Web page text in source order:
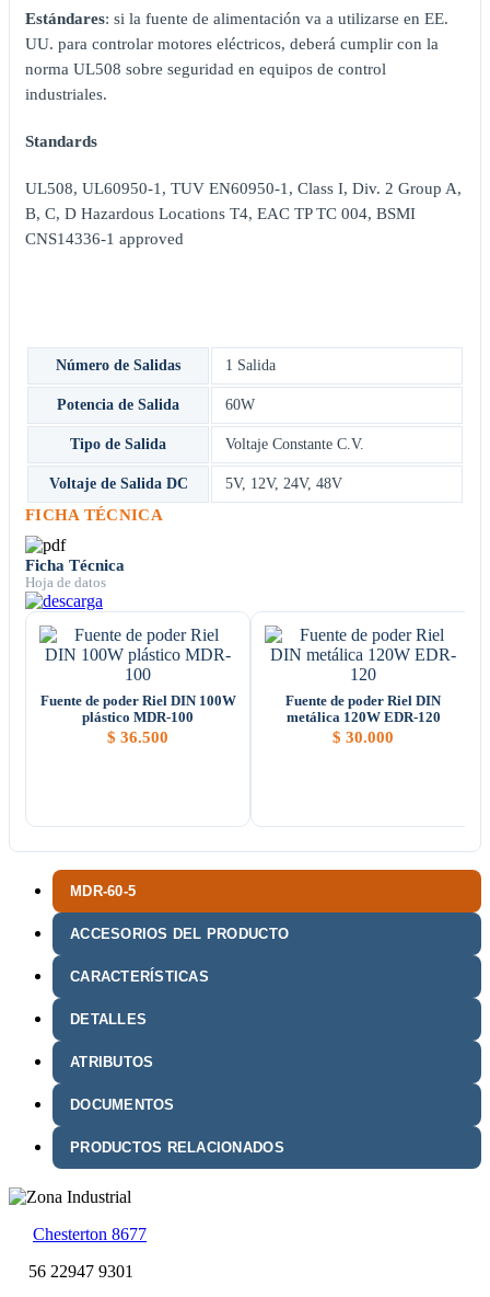
MDR-60-5
ACCESORIOS DEL PRODUCTO
CARACTERÍSTICAS
DETALLES
ATRIBUTOS
DOCUMENTOS
PRODUCTOS RELACIONADOS
Estándares: si la fuente de alimentación va a utilizarse en EE.
UU. para controlar motores eléctricos, deberá cumplir con la
norma UL508 sobre seguridad en equipos de control
industriales.
Standards
UL508, UL60950-1, TUV EN60950-1, Class I, Div. 2 Group A,
B, C, D Hazardous Locations T4, EAC TP TC 004, BSMI
CNS14336-1 approved
Número de Salidas 1 Salida
Potencia de Salida 60W
Tipo de Salida Voltaje Constante C.V.
Voltaje de Salida DC 5V, 12V, 24V, 48V
FICHA TÉCNICA
Ficha Técnica
Hoja de datos
Fuente de poder Riel DIN 100W
plástico MDR-100
$ 36.500
Fuente de poder Riel DIN
metálica 120W EDR-120
$ 30.000
Chesterton 8677
56 22947 9301